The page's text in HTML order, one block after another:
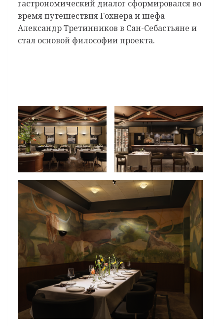
гастрономический диалог сформировался во
время путешествия Гохнера и шефа
Александр Третинников в Сан-Себастьяне и
стал основой философии проекта.